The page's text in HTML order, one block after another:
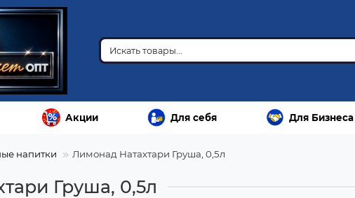
Акции Для себя Для Бизнеса
напитки Лимонад Натахтари Груша, 0,5л
Груша, 0,5л